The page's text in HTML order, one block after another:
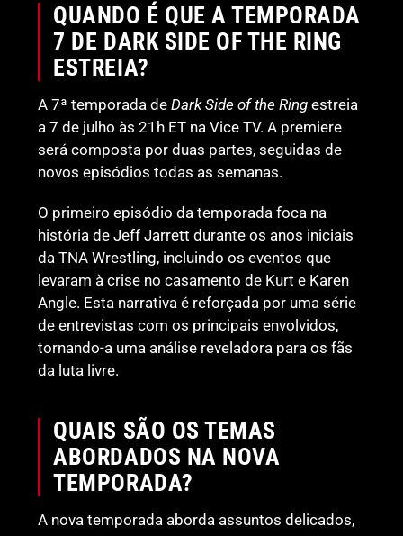
QUANDO É QUE A TEMPORADA
7 DE DARK SIDE OF THE RING
ESTREIA?
A 7ª temporada deDark Side of the Ring estreia
a 7 de julho às 21h ET na Vice TV. A premiere
será composta por duas partes, seguidas de
novos episódios todas as semanas.
O primeiro episódio da temporada foca na
história de Jeff Jarrett durante os anos iniciais
da TNA Wrestling, incluindo os eventos que
levaram à crise no casamento de Kurt e Karen
Angle. Esta narrativa é reforçada por uma série
de entrevistas com os principais envolvidos,
tornando-a uma análise reveladora para os fãs
da luta livre.
QUAIS SÃO OS TEMAS
ABORDADOS NA NOVA
TEMPORADA?
A nova temporada aborda assuntos delicados,